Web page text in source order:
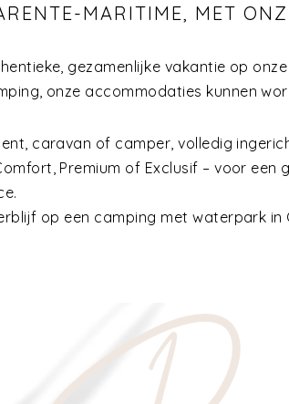
MARITIME, MET
gezamenlijke vakantie op
onze accommodaties kunnen
caravan of camper, volledig
Premium of Exclusif – voor
op een camping met waterpark in